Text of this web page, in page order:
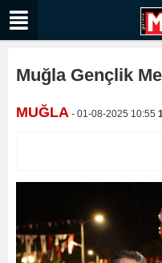
Muğla Gençlik
MUĞLA - 01-08-2025 10:55